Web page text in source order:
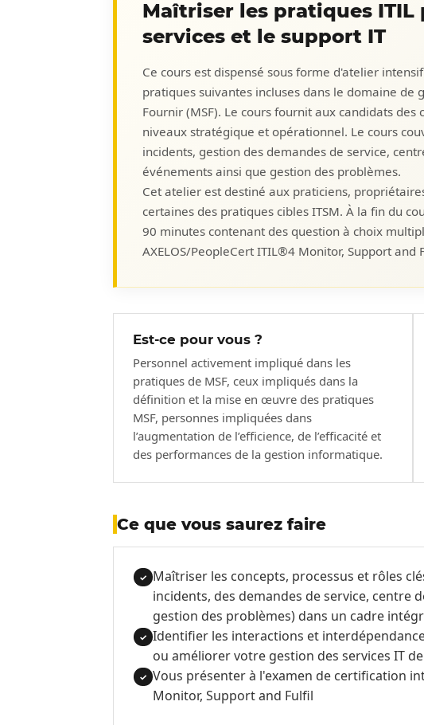
Maîtriser les pratiques ITIL
services et le support IT
Ce cours est dispensé sous forme d'atelier
pratiques suivantes incluses dans le domaine de
Fournir (MSF). Le cours fournit aux candidats
niveaux stratégique et opérationnel. Le cours
incidents, gestion des demandes de service,
événements ainsi que gestion des problèmes.
Cet atelier est destiné aux praticiens,
certaines des pratiques cibles ITSM. À la fin du
90 minutes contenant des question à choix
AXELOS/PeopleCert ITIL®4 Monitor, Support
Est-ce pour vous ?
Personnel activement impliqué dans les
pratiques de MSF, ceux impliqués dans la
définition et la mise en œuvre des pratiques
MSF, personnes impliquées dans
l’augmentation de l’efficience, de l’efficacité et
des performances de la gestion informatique.
Ce que vous saurez faire
✓ Maîtriser les concepts, processus et rôles
incidents, des demandes de service, centre
gestion des problèmes) dans un cadre
✓ Identifier les interactions et
ou améliorer votre gestion des services IT
✓ Vous présenter à l'examen de certification
Monitor, Support and Fulfil